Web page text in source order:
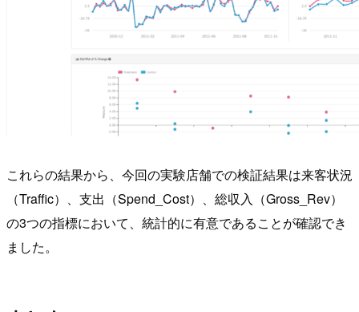
これらの結果から、今回の実験店舗での検証結果は来客状況
（Traffic）、支出（Spend_Cost）、総収入（Gross_Rev）
の3つの指標において、統計的に有意であることが確認でき
ました。